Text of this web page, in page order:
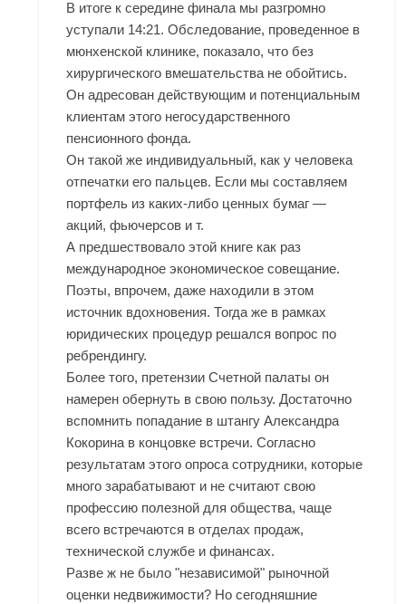
В итоге к середине финала мы разгромно
уступали 14:21. Обследование, проведенное в
мюнхенской клинике, показало, что без
хирургического вмешательства не обойтись.
Он адресован действующим и потенциальным
клиентам этого негосударственного
пенсионного фонда.
Он такой же индивидуальный, как у человека
отпечатки его пальцев. Если мы составляем
портфель из каких-либо ценных бумаг —
акций, фьючерсов и т.
А предшествовало этой книге как раз
международное экономическое совещание.
Поэты, впрочем, даже находили в этом
источник вдохновения. Тогда же в рамках
юридических процедур решался вопрос по
ребрендингу.
Более того, претензии Счетной палаты он
намерен обернуть в свою пользу. Достаточно
вспомнить попадание в штангу Александра
Кокорина в концовке встречи. Согласно
результатам этого опроса сотрудники, которые
много зарабатывают и не считают свою
профессию полезной для общества, чаще
всего встречаются в отделах продаж,
технической службе и финансах.
Разве ж не было "независимой" рыночной
оценки недвижимости? Но сегодняшние